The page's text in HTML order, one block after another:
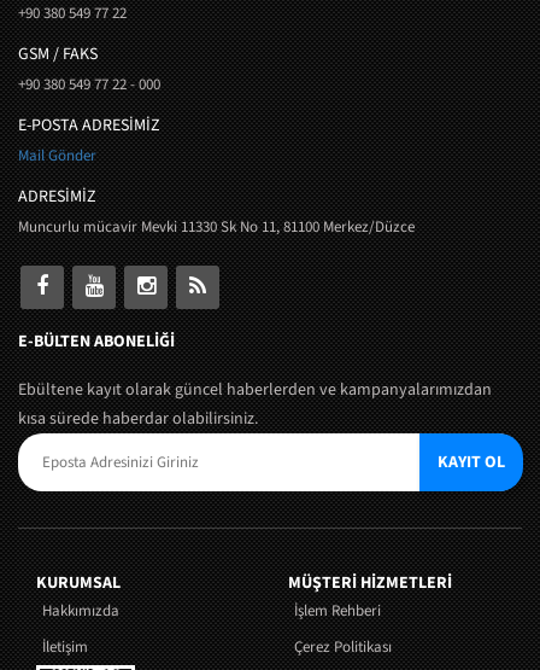
+90 380 549 77 22
GSM / FAKS
+90 380 549 77 22 - 000
E-POSTA ADRESİMİZ
Mail Gönder
ADRESİMİZ
Muncurlu mücavir Mevki 11330 Sk No 11, 81100 Merkez/Düzce
E-BÜLTEN ABONELİĞİ
Ebültene kayıt olarak güncel haberlerden ve kampanyalarımızdan
kısa sürede haberdar olabilirsiniz.
KAYIT OL
KURUMSAL
Hakkımızda
İletişim
MÜŞTERI HIZMETLERI
İşlem Rehberi
Çerez Politikası